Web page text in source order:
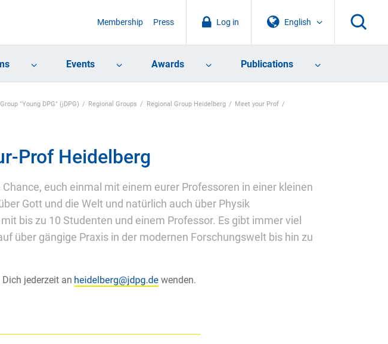
English
Log in
Membership Press
Events Awards Publications
"Young DPG" (jDPG) Regional Groups Regional Group Heidelberg
Meet your Prof
Prof Heidelberg
euch einmal mit einem eurer Professoren in einer kleinen
Gott und die Welt und natürlich auch über Physik
bis zu 10 Studenten und einem Professor. Es gibt immer viel
über gängige Praxis in der modernen Forschungswelt bis hin zu
jederzeit an wenden.